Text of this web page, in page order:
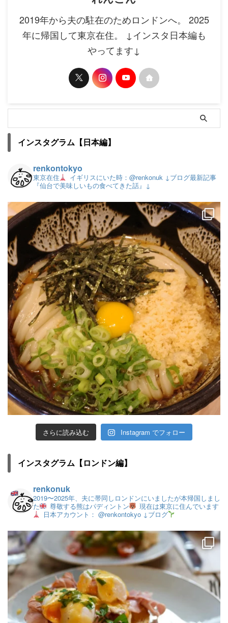
2019年から夫の駐在のためロンドンへ。 2025
年に帰国して東京在住。 ↓インスタ日本編も
やってます↓
インスタグラム【日本編】
renkontokyo
東京在住 イギリスにいた時：@renkonuk ↓ブログ最新記事
『仙台で美味しいもの食べてきた話』↓
さらに読み込む Instagram でフォロー
インスタグラム【ロンドン編】
renkonuk
2019〜2025年、夫に帯同しロンドンにいましたが本帰国しまし
た
尊敬する熊はパディントン
現在は東京に住んでいます
日本アカウント： @renkontokyo ↓ブログ